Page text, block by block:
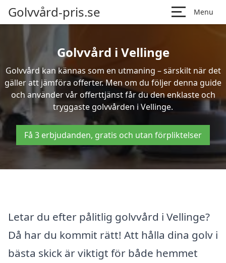
Golvvård-pris.se Menu
Golvvård i Vellinge
Golvvård kan kännas som en utmaning – särskilt när det
gäller att jämföra offerter. Men om du följer denna guide
och använder vår offerttjänst får du den enklaste och
tryggaste golvvården i Vellinge.
Få 3 erbjudanden, gratis och utan förpliktelser
Letar du efter pålitlig golvvård i Vellinge?
Då har du kommit rätt! Att hålla dina golv i
bästa skick är viktigt för både hemmet